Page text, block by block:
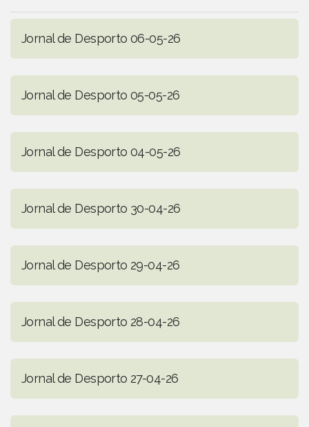
Jornal de Desporto 06-05-26
Jornal de Desporto 05-05-26
Jornal de Desporto 04-05-26
Jornal de Desporto 30-04-26
Jornal de Desporto 29-04-26
Jornal de Desporto 28-04-26
Jornal de Desporto 27-04-26